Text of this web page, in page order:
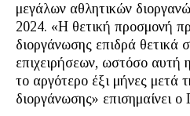
μεγάλων αθλητικών
2024. «Η θετική προσμονή
διοργάνωσης επιδρά θετικά
επιχειρήσεων, ωστόσο αυτή
το αργότερο έξι μήνες μετά
διοργάνωσης» επισημαίνει